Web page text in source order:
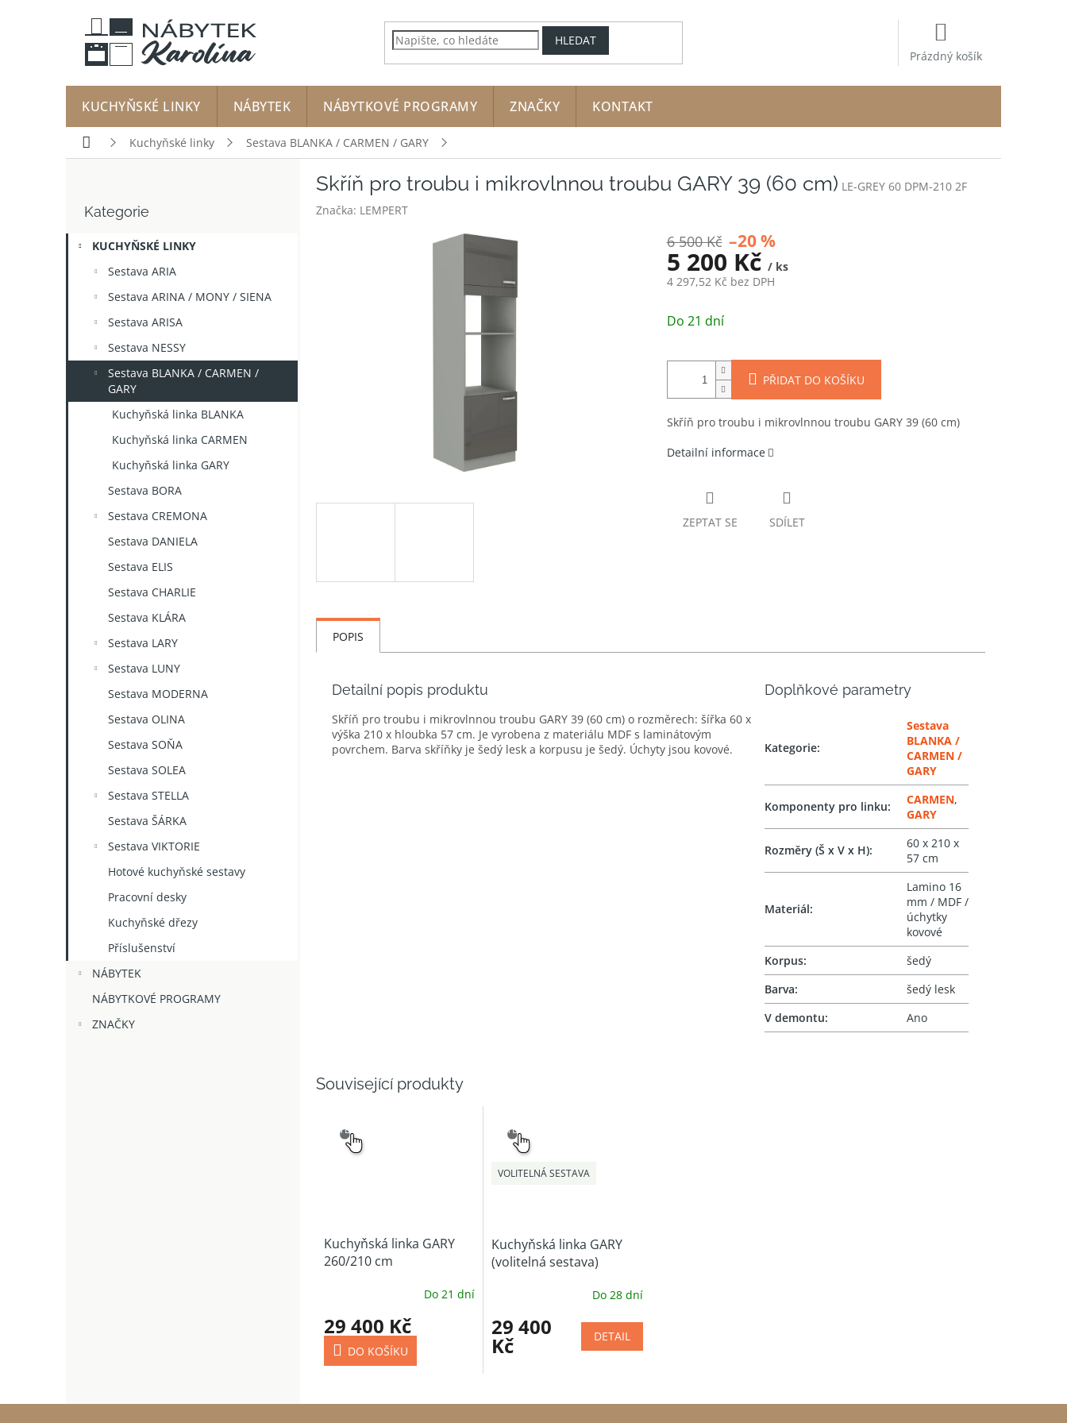
HLEDAT
KOŠÍK
Prázdný košík
KUCHYŇSKÉ LINKY NÁBYTEK NÁBYTKOVÉ PROGRAMY ZNAČKY KONTAKT
Domů Kuchyňské linky Sestava BLANKA / CARMEN / GARY
r
n
kategorie
Kategorie
KUCHYŇSKÉ LINKY
Sestava ARIA
Sestava ARINA / MONY / SIENA
Sestava ARISA
Sestava NESSY
Sestava BLANKA / CARMEN /
GARY
Kuchyňská linka BLANKA
Kuchyňská linka CARMEN
Kuchyňská linka GARY
Sestava BORA
Sestava CREMONA
Sestava DANIELA
Sestava ELIS
Sestava CHARLIE
Sestava KLÁRA
Sestava LARY
Sestava LUNY
Sestava MODERNA
Sestava OLINA
Sestava SOŇA
Sestava SOLEA
Sestava STELLA
Sestava ŠÁRKA
Sestava VIKTORIE
Hotové kuchyňské sestavy
Pracovní desky
Kuchyňské dřezy
Příslušenství
NÁBYTEK
NÁBYTKOVÉ PROGRAMY
ZNAČKY
Skříň pro troubu i mikrovlnnou troubu GARY 39 (60 cm) LE-GREY 60 DPM-210 2F
Značka: LEMPERT
6 500 Kč –20 %
5 200 Kč / ks
4 297,52 Kč bez DPH
cena:
Do 21 dní
PŘIDAT DO KOŠÍKU
Skříň pro troubu i mikrovlnnou troubu GARY 39 (60 cm)
Detailní informace
ZEPTAT SE SDÍLET
Související produkty
VÝBĚR
Kuchyňská linka GARY
260/210 cm
Do 21 dní
29 400 Kč
DO KOŠÍKU
VOLITELNÁ SESTAVA
VÝBĚR
Kuchyňská linka GARY
(volitelná sestava)
Do 28 dní
29 400
Kč DETAIL
POPIS
Detailní popis produktu
Skříň pro troubu i mikrovlnnou troubu GARY 39 (60 cm) o rozměrech: šířka 60 x
výška 210 x hloubka 57 cm. Je vyrobena z materiálu MDF s laminátovým
povrchem. Barva skříňky je šedý lesk a korpusu je šedý. Úchyty jsou kovové.
Doplňkové parametry
Kategorie:
Sestava
BLANKA /
CARMEN /
GARY
Komponenty pro linku: CARMEN,
GARY
Rozměry (Š x V x H):
60 x 210 x
57 cm
Materiál:
Lamino 16
mm / MDF /
úchytky
kovové
Korpus:
šedý
Barva:
šedý lesk
V demontu: Ano